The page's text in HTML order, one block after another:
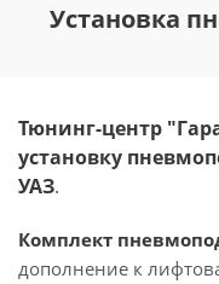
Установка
Тюнинг-центр
установку
УАЗ.
Комплект
дополнение к